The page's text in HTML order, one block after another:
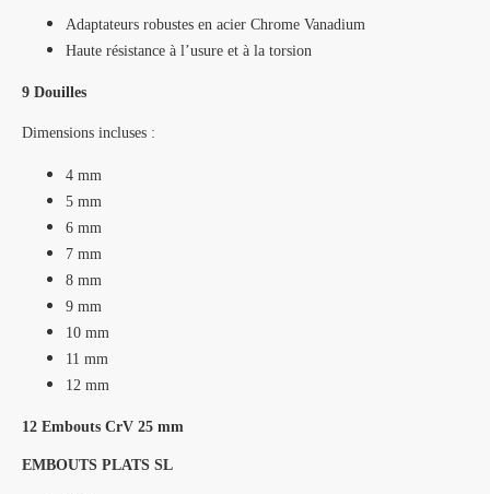
Adaptateurs robustes en acier Chrome Vanadium
Haute résistance à l’usure et à la torsion
9 Douilles
Dimensions incluses :
4 mm
5 mm
6 mm
7 mm
8 mm
9 mm
10 mm
11 mm
12 mm
12 Embouts CrV 25 mm
EMBOUTS PLATS SL